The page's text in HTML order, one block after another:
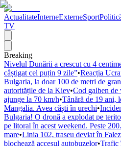
ActualitateInterneExterneSport
TV
Breaking
Nivelul Dunării a crescut cu 4
câștigat cel puțin 9 zile”•Reacția
Bulgaria, la doar 100 de metri de
autoritățile de la Kiev•Cod galben de
ajunge la 70 km/h•Tânără de 19 ani,
Mangalia. Avea căști în urechi•
Bulgaria! O dronă a explodat pe
pe litoral în acest weekend. Peste
mare•Linia 102, traseu deviat în
blochează accesul autobuzelor•Trafic